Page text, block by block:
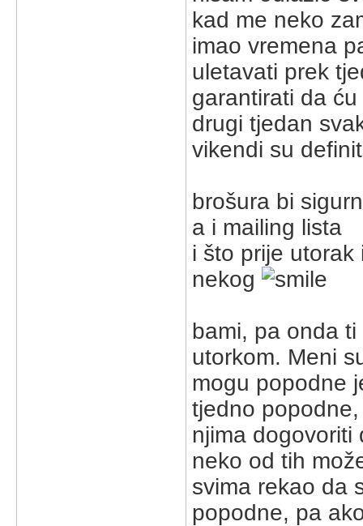
kad me neko
imao vremena
uletavati prek
garantirati da
drugi tjedan
vikendi su
brošura bi
a i mailing lista
i što prije utorak
nekog
bami, pa onda
utorkom. Meni
mogu popodne
tjedno
njima dogovoriti
neko od tih
svima rekao da
popodne, pa